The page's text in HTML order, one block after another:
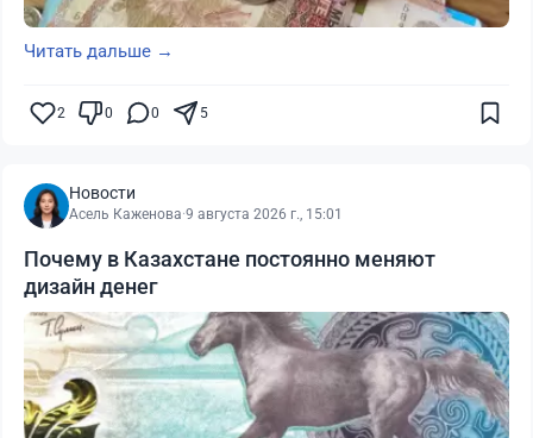
Читать дальше →
2 0 0 5
Новости
Асель Каженова·9 августа 2026 г., 15:01
Почему в Казахстане постоянно меняют
дизайн денег